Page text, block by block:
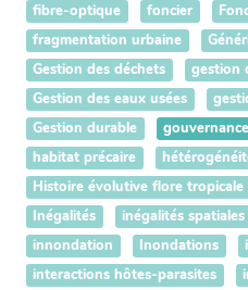
fibre-optique
foncier
fragmentation urbaine
Gestion des déchets
gestion
Gestion des eaux usées
Gestion durable
gouvernance
habitat précaire
Histoire évolutive flore tropicale
Inégalités
inégalités
innondation
Inondations
interactions hôtes-parasites